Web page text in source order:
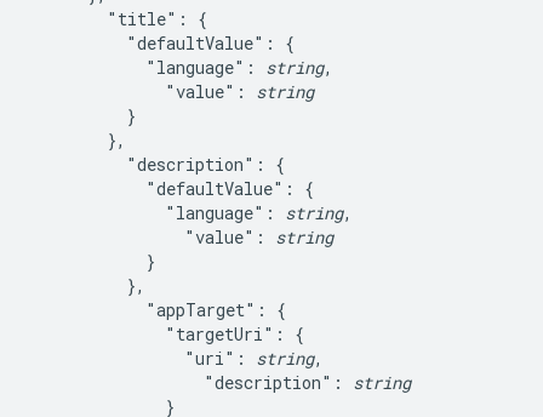
        "title": {
          "defaultValue": {
            "language":
string,
              "value":
string
          }
        },
          "description": {
            "defaultValue": {
              "language":
string,
                "value":
string
            }
          },
            "appTarget": {
              "targetUri": {
                "uri":
string,
                  "description":
string
              }